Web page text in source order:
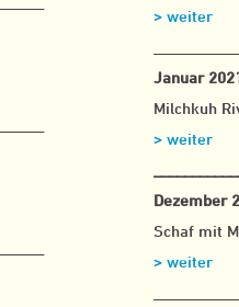
> weiter
Januar
Milchkuh
> weiter
Dezember
Schaf mit
> weiter